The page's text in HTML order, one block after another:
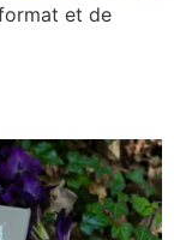
et de